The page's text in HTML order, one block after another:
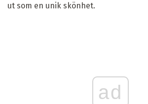
ut som en unik skönhet.
ad